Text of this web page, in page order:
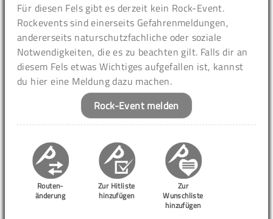
Für diesen Fels gibt es derzeit kein Rock-Event.
Rockevents sind einerseits Gefahrenmeldungen,
andererseits naturschutzfachliche oder soziale
Notwendigkeiten, die es zu beachten gilt. Falls dir an
diesem Fels etwas Wichtiges aufgefallen ist, kannst
du hier eine Meldung dazu machen.
Rock-Event melden
Routen-
änderung
Zur Hitliste
hinzufügen
Zur
Wunschliste
hinzufügen